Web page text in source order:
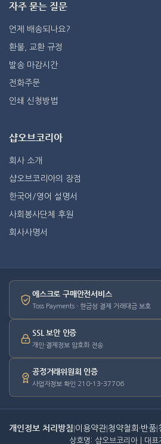
자주 묻는 질문
언제 배송되나요?
환불, 교환 규정
발송 마감시간
전화주문
인쇄 신청방법
샵오브코리아
회사 소개
샵오브코리아의 장점
한국어/영어 설명서
사회봉사단체 후원
회사사명서
에스크로 구매안전서비스
Toss Payments · 현금성 결제 거래대금 보호
SSL 보안 인증
개인·결제정보 암호화 전송
공정거래위원회 인증
사업자정보 확인 210-13-37706
개인정보 처리방침 이용약관 청약철회·반품
상호명: 샵오브코리아 | 대표